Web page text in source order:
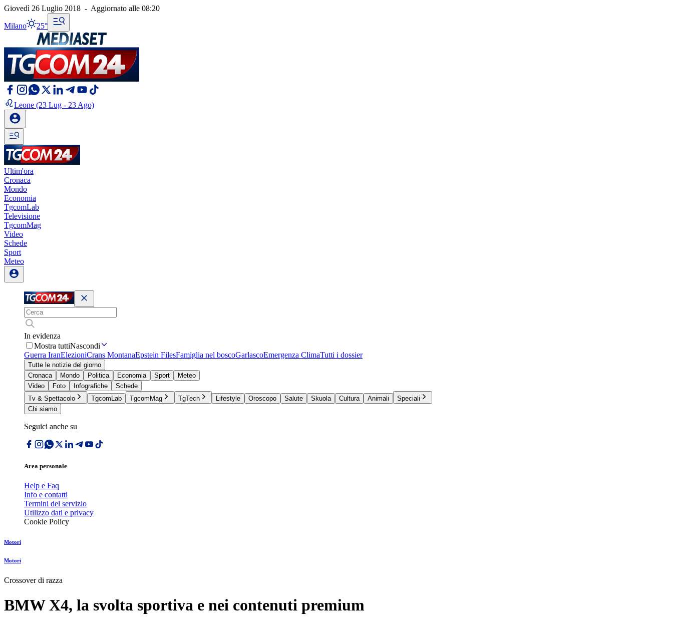
Giovedì 26 Luglio 2018 - Aggiornato alle 08:20
Milano 25°
Leone (23 Lug - 23 Ago)
Ultim'ora
Cronaca
Mondo
Economia
TgcomLab
Televisione
TgcomMag
Video
Schede
Sport
Meteo
In evidenza
Mostra tuttiNascondi
Guerra IranElezioniCrans MontanaEpstein FilesFamiglia nel boscoGarlascoEmergenza ClimaTutti i dossier
Tutte le notizie del giorno
Cronaca
Mondo Politica Economia Sport
Meteo
Video
Foto Infografiche
Schede
Tv & Spettacolo
TgcomLab TgcomMag TgTech Lifestyle Oroscopo Salute Skuola Cultura Animali
Speciali
Chi siamo
Seguici anche su
Area personale
Help e Faq
Info e contatti
Termini del servizio
Utilizzo dati e privacy
Cookie Policy
Motori
Motori
Crossover di razza
BMW X4, la svolta sportiva e nei contenuti premium